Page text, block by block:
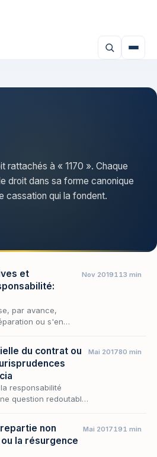
rattachés à « 1170 ». Chaque
droit dans sa forme canonique
cassation qui la fondent.
et
par avance,
ou s'en
Nov 2019113 min
du contrat ou
responsabilité
question redoutable
Mai 201780 min
non
la résurgence
Mai 2017191 min